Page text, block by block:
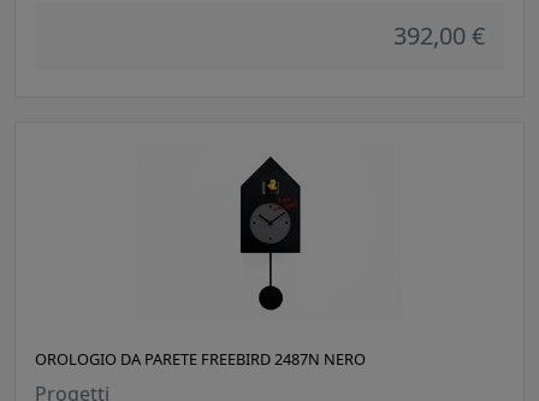
392,00 €
OROLOGIO DA PARETE FREEBIRD 2487N NERO
Progetti